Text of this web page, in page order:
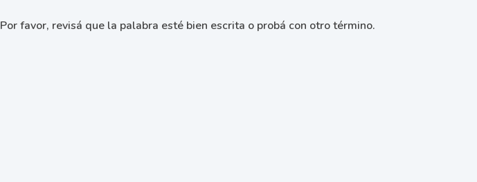
Por favor, revisá que la palabra esté bien escrita o probá con otro término.